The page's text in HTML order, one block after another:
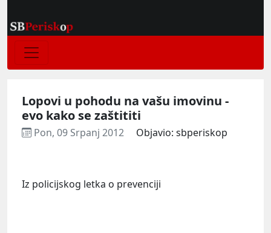
Lopovi u pohodu na vašu imovinu -
evo kako se zaštititi
Pon, 09 Srpanj 2012 Objavio: sbperiskop
Iz policijskog letka o prevenciji